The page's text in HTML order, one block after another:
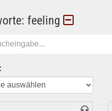
feeling